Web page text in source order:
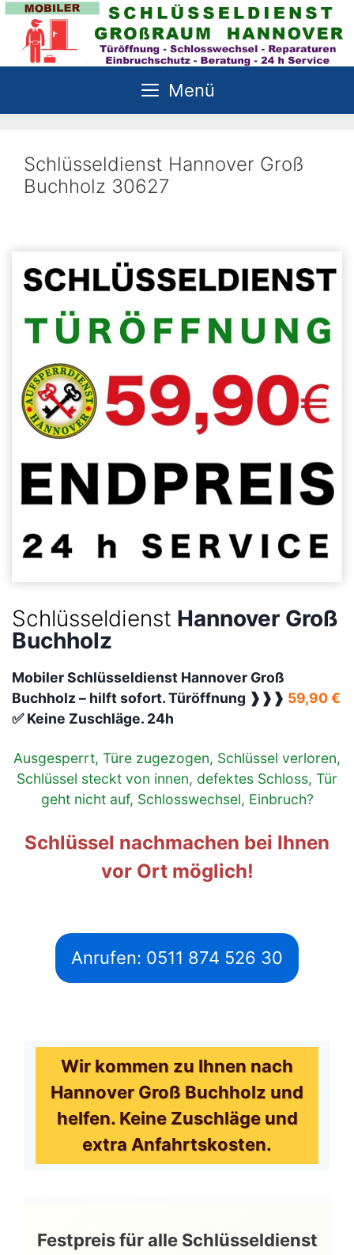
Zum
Inhalt
springen
Menü
Schlüsseldienst Hannover Groß
Buchholz 30627
Schlüsseldienst Hannover Groß
Buchholz
Mobiler Schlüsseldienst Hannover Groß
Buchholz – hilft sofort. Türöffnung ❱❱❱ 59,90 €
✅ Keine Zuschläge. 24h
Ausgesperrt, Türe zugezogen, Schlüssel verloren,
Schlüssel steckt von innen, defektes Schloss, Tür
geht nicht auf, Schlosswechsel, Einbruch?
Schlüssel nachmachen bei Ihnen
vor Ort möglich!
Anrufen: 0511 874 526 30
Wir kommen zu Ihnen nach
Hannover Groß Buchholz und
helfen. Keine Zuschläge und
extra Anfahrtskosten.
Festpreis für alle Schlüsseldienst